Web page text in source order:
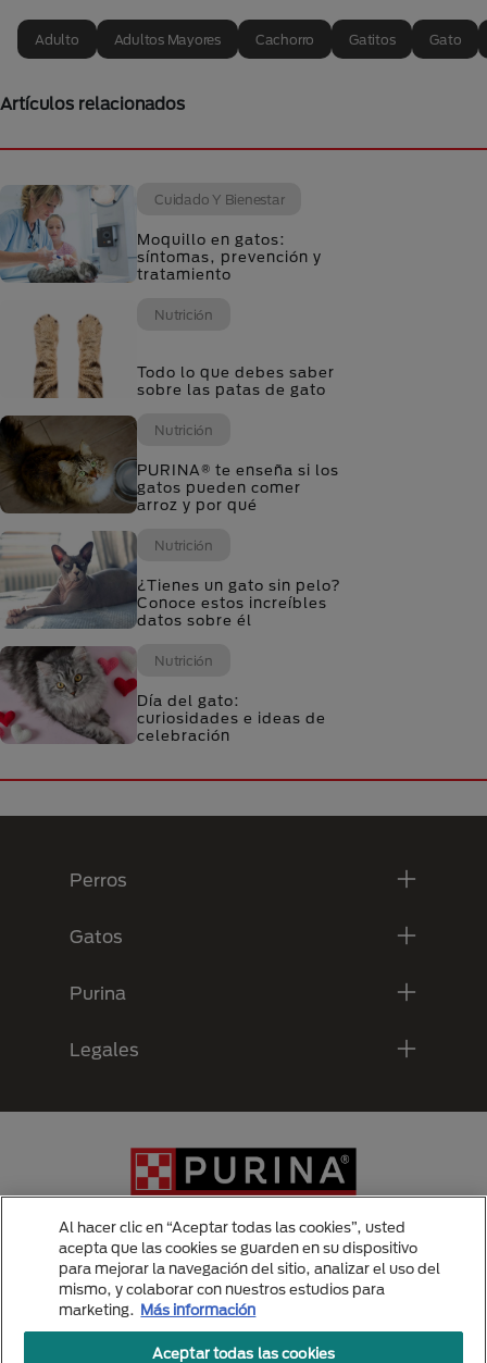
Adulto Adultos Mayores Cachorro Gatitos Gato
Artículos relacionados
Cuidado Y Bienestar
Moquillo en gatos:
síntomas, prevención y
tratamiento
Nutrición
Todo lo que debes saber
sobre las patas de gato
Nutrición
PURINA® te enseña si los
gatos pueden comer
arroz y por qué
Nutrición
¿Tienes un gato sin pelo?
Conoce estos increíbles
datos sobre él
Nutrición
Día del gato:
curiosidades e ideas de
celebración
Perros
Gatos
Purina
Legales
Menu Footer Secundario Purina
All Nestlé Purina trademarks owned by Société des Produits Nestlé S.A.,
Al hacer clic en “Aceptar todas las cookies”, usted
acepta que las cookies se guarden en su dispositivo
para mejorar la navegación del sitio, analizar el uso del
mismo, y colaborar con nuestros estudios para
marketing. Más información
Aceptar todas las cookies